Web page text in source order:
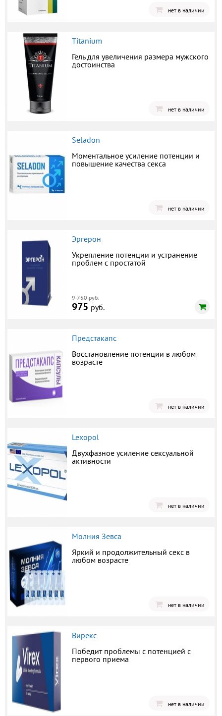
нет в наличии
Titanium
Гель для увеличения размера мужского
достоинства
нет в наличии
Seladon
Моментальное усиление потенции и
повышение качества секса
нет в наличии
Эргерон
Укрепление потенции и устранение
проблем с простатой
9 750 руб.
975 руб.
Предстакапс
Восстановление потенции в любом
возрасте
нет в наличии
Lexopol
Двухфазное усиление сексуальной
активности
нет в наличии
Молния Зевса
Яркий и продолжительный секс в
любом возрасте
нет в наличии
Вирекс
Победит проблемы с потенцией с
первого приема
нет в наличии